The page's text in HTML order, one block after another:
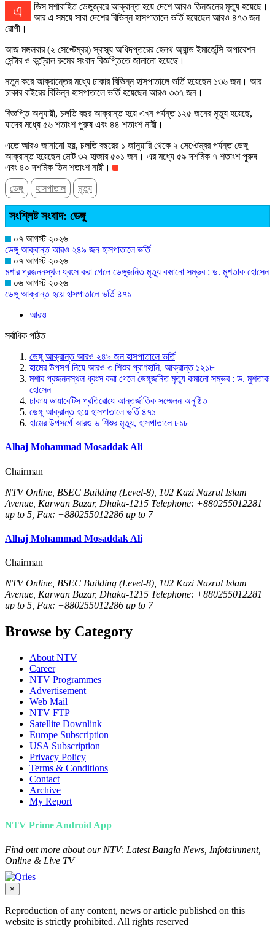
এডিস মশাবাহিত ডেঙ্গুজ্বরে আক্রান্ত হয়ে দেশে আরও তিনজনের মৃত্যু হয়েছে।
আর এ সময়ে সারা দেশের বিভিন্ন হাসপাতালে ভর্তি হয়েছেন আরও ৪৭৩ জন
রোগী।
আজ মঙ্গলবার (২ সেপ্টেম্বর) স্বাস্থ্য অধিদপ্তরের হেলথ অ্যান্ড ইমার্জেন্সি অপারেশন
সেন্টার ও কন্ট্রোল রুমের সংবাদ বিজ্ঞপ্তিতে জানানো হয়েছে।
নতুন করে আক্রান্তের মধ্যে ঢাকার বিভিন্ন হাসপাতালে ভর্তি হয়েছেন ১৩৬ জন। আর
ঢাকার বাইরের বিভিন্ন হাসপাতালে ভর্তি হয়েছেন আরও ৩৩৭ জন।
বিজ্ঞপ্তি অনুযায়ী, চলতি বছর আক্রান্ত হয়ে এখন পর্যন্ত ১২৫ জনের মৃত্যু হয়েছে,
যাদের মধ্যে ৫৬ শতাংশ পুরুষ এবং ৪৪ শতাংশ নারী।
এতে আরও জানানো হয়, চলতি বছরের ১ জানুয়ারি থেকে ২ সেপ্টেম্বর পর্যন্ত ডেঙ্গু
আক্রান্ত হয়েছেন মোট ৩২ হাজার ৫০১ জন। এর মধ্যে ৫৯ দশমিক ৭ শতাংশ পুরুষ
এবং ৪০ দশমিক তিন শতাংশ নারী।
ডেঙ্গু
হাসপাতাল মৃত্যু
সংশ্লিষ্ট সংবাদ: ডেঙ্গু
০৭ আগস্ট ২০২৬
ডেঙ্গু আক্রান্ত আরও ২৪৯ জন হাসপাতালে ভর্তি
০৭ আগস্ট ২০২৬
মশার প্রজননস্থল ধ্বংস করা গেলে ডেঙ্গুজনিত মৃত্যু কমানো সম্ভব : ড. মুশতাক হোসেন
০৬ আগস্ট ২০২৬
ডেঙ্গু আক্রান্ত হয়ে হাসপাতালে ভর্তি ৪৭১
আরও
সর্বাধিক পঠিত
ডেঙ্গু আক্রান্ত আরও ২৪৯ জন হাসপাতালে ভর্তি
হামের উপসর্গ নিয়ে আরও ৩ শিশুর প্রাণহানি, আক্রান্ত ১২১৮
মশার প্রজননস্থল ধ্বংস করা গেলে ডেঙ্গুজনিত মৃত্যু কমানো সম্ভব : ড. মুশতাক
হোসেন
ঢাকায় ডায়াবেটিস প্রতিরোধে আন্তর্জাতিক সম্মেলন অনুষ্ঠিত
ডেঙ্গু আক্রান্ত হয়ে হাসপাতালে ভর্তি ৪৭১
হামের উপসর্গে আরও ৬ শিশুর মৃত্যু, হাসপাতালে ৮১৮
Alhaj Mohammad Mosaddak Ali
Chairman
NTV Online, BSEC Building (Level-8), 102 Kazi Nazrul Islam
Avenue, Karwan Bazar, Dhaka-1215 Telephone: +880255012281
up to 5, Fax: +880255012286 up to 7
Alhaj Mohammad Mosaddak Ali
Chairman
NTV Online, BSEC Building (Level-8), 102 Kazi Nazrul Islam
Avenue, Karwan Bazar, Dhaka-1215 Telephone: +880255012281
up to 5, Fax: +880255012286 up to 7
Browse by Category
About NTV
Career
NTV Programmes
Advertisement
Web Mail
NTV FTP
Satellite Downlink
Europe Subscription
USA Subscription
Privacy Policy
Terms & Conditions
Contact
Archive
My Report
NTV Prime Android App
Find out more about our NTV: Latest Bangla News, Infotainment,
Online & Live TV
×
Reproduction of any content, news or article published on this
website is strictly prohibited. All rights reserved